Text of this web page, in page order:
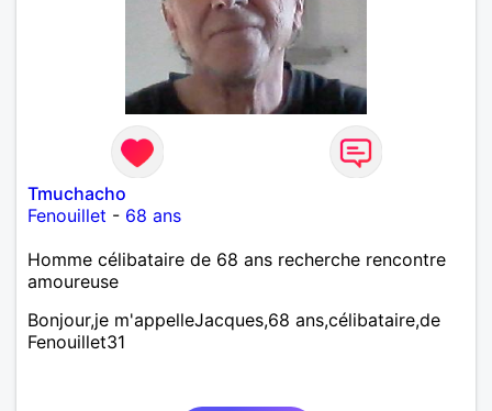
Tmuchacho
Fenouillet - 68 ans
Homme célibataire de 68 ans recherche rencontre
amoureuse
Bonjour,je m'appelleJacques,68 ans,célibataire,de
Fenouillet31